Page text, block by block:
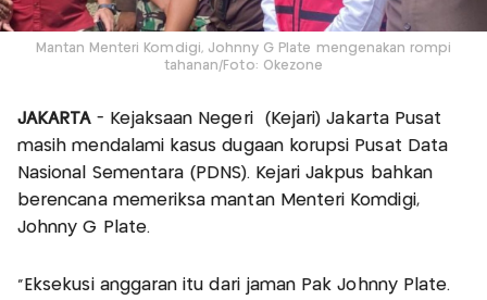
Mantan Menteri Komdigi, Johnny G Plate mengenakan rompi
tahanan/Foto: Okezone
JAKARTA- Kejaksaan Negeri (Kejari) Jakarta Pusat
masih mendalami kasus dugaan korupsi Pusat Data
Nasional Sementara (PDNS). Kejari Jakpus bahkan
berencana memeriksa mantan Menteri Komdigi,
Johnny G Plate.
"Eksekusi anggaran itu dari jaman Pak Johnny Plate.